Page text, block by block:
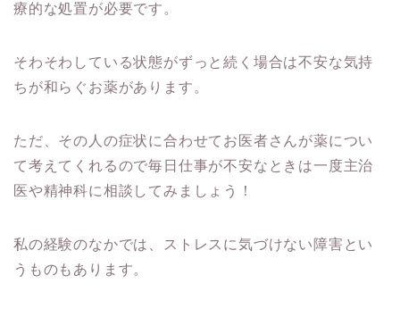
療的な処置が必要です。
そわそわしている状態がずっと続く場合は不安な気持
ちが和らぐお薬があります。
ただ、その人の症状に合わせてお医者さんが薬につい
て考えてくれるので毎日仕事が不安なときは一度主治
医や精神科に相談してみましょう！
私の経験のなかでは、ストレスに気づけない障害とい
うものもあります。